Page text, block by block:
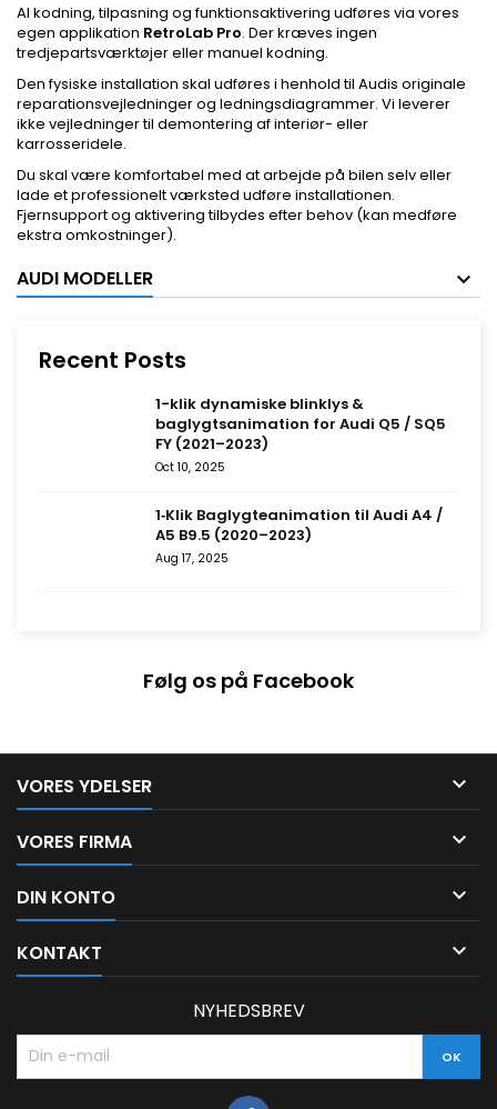
AUDI MODELLER
Recent Posts
1-klik dynamiske blinklys &
baglygtsanimation for Audi Q5 / SQ5
FY (2021–2023)
Oct 10, 2025
1‑Klik Baglygteanimation til Audi A4 /
A5 B9.5 (2020–2023)
Aug 17, 2025
Al kodning, tilpasning og funktionsaktivering udføres via vores
egen applikation RetroLab Pro. Der kræves ingen
tredjepartsværktøjer eller manuel kodning.
Den fysiske installation skal udføres i henhold til Audis originale
reparationsvejledninger og ledningsdiagrammer. Vi leverer
ikke vejledninger til demontering af interiør- eller
karrosseridele.
Du skal være komfortabel med at arbejde på bilen selv eller
lade et professionelt værksted udføre installationen.
Fjernsupport og aktivering tilbydes efter behov (kan medføre
ekstra omkostninger).
Følg os på Facebook
VORES YDELSER 
VORES FIRMA 
DIN KONTO 
KONTAKT 
NYHEDSBREV